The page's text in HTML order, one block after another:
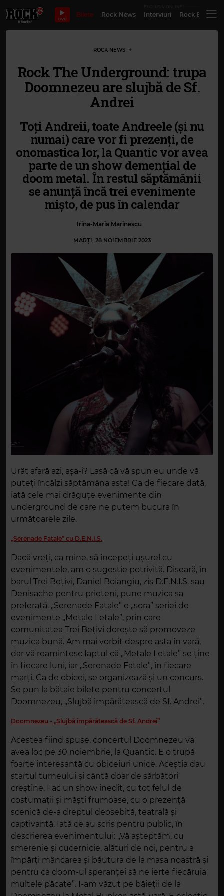
LIVE
Bilete Rock News Interviuri Rock
ROCK NEWS
Rock The Underground: trupa
Doomnezeu are slujbă de Sf.
Andrei
Toți Andreii, toate Andreele (și nu
numai) care vor fi prezenți, de
onomastica lor, la Quantic vor avea
parte de un show demențial de
doom metal. În restul săptămânii
se anunță încă trei evenimente
mișto, de pus în calendar
Irina-Maria Marinescu
MARȚI, 28 NOIEMBRIE 2023
Urât afară azi, așa-i? Lasă că vă spun eu unde vă
puteți încălzi săptămâna asta! Ca de fiecare dată,
iată cele mai drăguțe evenimente din
underground de care ne putem bucura în
următoarele zile.
„Serenade Fatale” cu D.E.N.I.S.
Dacă vreți, ca mine, să începeți ușurel cu
evenimentele, am o sugestie potrivită. Diseară, în
barul Trei Bețivi, Daniel Boiangiu, zis D.E.N.I.S. sau
Denisache pentru prieteni, pune muzica sa
preferată. „Serenade Fatale” e „sora” seriei de
evenimente „Metale Letale”, prin care
comunitatea Trei Bețivi dorește să promoveze
muzica bună. Am mai vorbit despre asta în vară,
dar vă reamintesc faptul că „Metale Letale” se ține
în fiecare luni, iar „Serenade Fatale”, în fiecare
marți. Ca de obicei, se organizează și un concurs.
Se pun la bătaie bilete pentru concertul
Doomnezeu, „Slujbă împărătească de Sf. Andrei”.
Doomnezeu - „Slujbă împărătească de Sf. Andrei”
Acestea fiind spuse, concertul Doomnezeu va
avea loc pe 30 noiembrie, la Quantic. E o trupă
foarte interesantă cu obiceiuri unice. Aceștia dau
startul turneului și cântă doar de sărbători
creștine. Fac un show inedit, cu tot felul de
costumații și măști frumoase, cu o prezență
scenică de-a dreptul deosebită, teatrală și
captivantă. Iată ce au scris pentru public, în
descrierea evenimentului: „Vă așteptăm, cu
smerenie și cucernicie, alături de noi, pentru a
împărți mâncarea și băutura de la masa noastră și
pentru ca doom-ul speranței să ne ierte fiecăruia
multele păcate”. I-am văzut pe băieții de la